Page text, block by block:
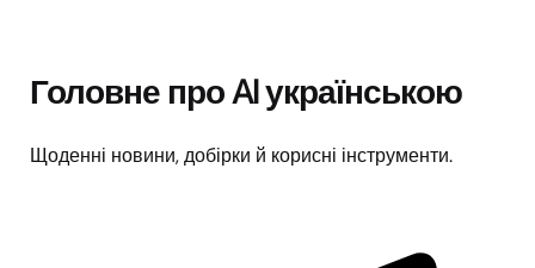
Головне про AI українською
Щоденні новини, добірки й корисні інструменти.